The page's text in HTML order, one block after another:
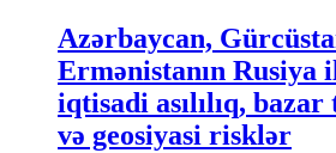
Azərbaycan,
Ermənistanın Rusiya
iqtisadi asılılıq,
və geosiyasi risklər